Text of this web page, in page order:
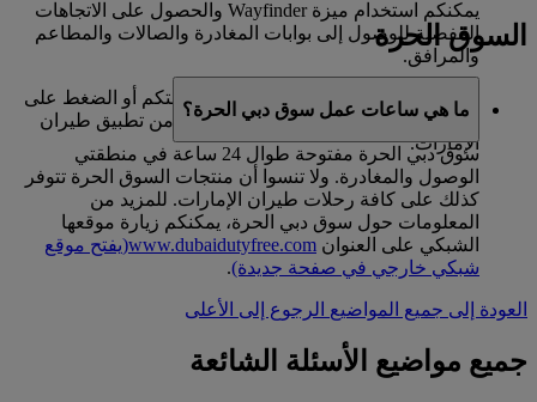
يمكنكم استخدام ميزة Wayfinder والحصول على الاتجاهات
المفصلة للوصول إلى بوابات المغادرة والصالات والمطاعم
والمرافق.
ما عليكم سوى التحقق من خط سير رحلتكم أو الضغط على
"خرائط المطارات" في القسم "المزيد" من تطبيق طيران
الإمارات.
السوق الحرة
ما هي ساعات عمل سوق دبي الحرة؟
سوق دبي الحرة مفتوحة طوال 24 ساعة في منطقتي
الوصول والمغادرة. ولا تنسوا أن منتجات السوق الحرة تتوفر
كذلك على كافة رحلات طيران الإمارات. للمزيد من
المعلومات حول سوق دبي الحرة، يمكنكم زيارة موقعها
الشبكي على العنوان www.dubaidutyfree.com(يفتح موقع
شبكي خارجي في صفحة جديدة).
العودة إلى جميع المواضيع الرجوع إلى الأعلى
جميع مواضيع الأسئلة الشائعة